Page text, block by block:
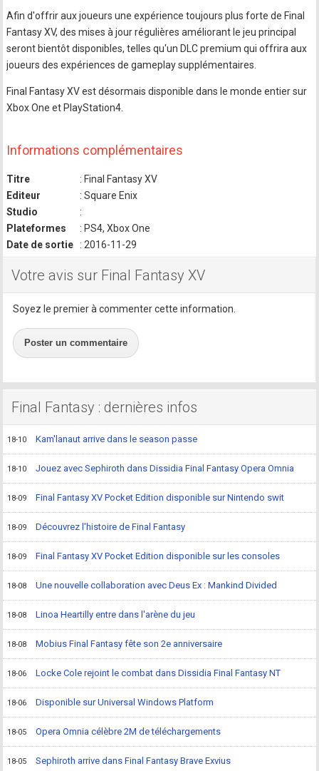
Afin d'offrir aux joueurs une expérience toujours plus forte de Final
Fantasy XV, des mises à jour régulières améliorant le jeu principal
seront bientôt disponibles, telles qu'un DLC premium qui offrira aux
joueurs des expériences de gameplay supplémentaires.
Final Fantasy XV est désormais disponible dans le monde entier sur
Xbox One et PlayStation4.
Informations complémentaires
Titre
: Final Fantasy XV
Editeur
: Square Enix
Studio
:
Plateformes
: PS4, Xbox One
Date de sortie
: 2016-11-29
Votre avis sur Final Fantasy XV
Soyez le premier à commenter cette information.
Poster un commentaire
Final Fantasy : dernières infos
18-10 Kam'lanaut arrive dans le season passe
18-10 Jouez avec Sephiroth dans Dissidia Final Fantasy Opera Omnia
18-09 Final Fantasy XV Pocket Edition disponible sur Nintendo swit
18-09 Découvrez l'histoire de Final Fantasy
18-09 Final Fantasy XV Pocket Edition disponible sur les consoles
18-08 Une nouvelle collaboration avec Deus Ex : Mankind Divided
18-08 Linoa Heartilly entre dans l'arène du jeu
18-08 Mobius Final Fantasy fête son 2e anniversaire
18-06 Locke Cole rejoint le combat dans Dissidia Final Fantasy NT
18-06 Disponible sur Universal Windows Platform
18-05 Opera Omnia célèbre 2M de téléchargements
18-05 Sephiroth arrive dans Final Fantasy Brave Exvius